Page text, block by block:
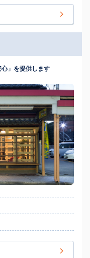
」を提供します